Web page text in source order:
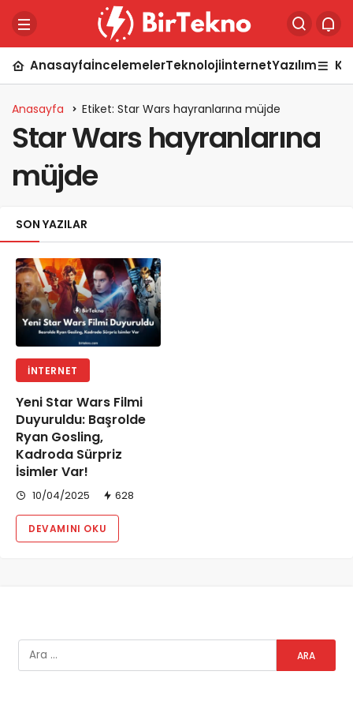
AnasayfaİncelemelerTeknolojiİnternetYazılım
Anasayfa Etiket: Star Wars hayranlarına müjde
Star Wars hayranlarına
müjde
SON YAZILAR
İNTERNET
Yeni Star Wars Filmi
Duyuruldu: Başrolde
Ryan Gosling,
Kadroda Sürpriz
İsimler Var!
10/04/2025 628
DEVAMINI OKU